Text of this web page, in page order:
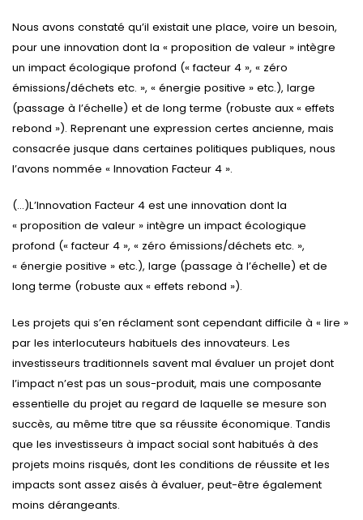
Nous avons constaté qu’il existait une place, voire un besoin,
pour une innovation dont la « proposition de valeur » intègre
un impact écologique profond (« facteur 4 », « zéro
émissions/déchets etc. », « énergie positive » etc.), large
(passage à l’échelle) et de long terme (robuste aux « effets
rebond »). Reprenant une expression certes ancienne, mais
consacrée jusque dans certaines politiques publiques, nous
l’avons nommée « Innovation Facteur 4 ».
(…)L’Innovation Facteur 4 est une innovation dont la
« proposition de valeur » intègre un impact écologique
profond (« facteur 4 », « zéro émissions/déchets etc. »,
« énergie positive » etc.), large (passage à l’échelle) et de
long terme (robuste aux « effets rebond »).
Les projets qui s’en réclament sont cependant difficile à « lire »
par les interlocuteurs habituels des innovateurs. Les
investisseurs traditionnels savent mal évaluer un projet dont
l’impact n’est pas un sous-produit, mais une composante
essentielle du projet au regard de laquelle se mesure son
succès, au même titre que sa réussite économique. Tandis
que les investisseurs à impact social sont habitués à des
projets moins risqués, dont les conditions de réussite et les
impacts sont assez aisés à évaluer, peut-être également
moins dérangeants.